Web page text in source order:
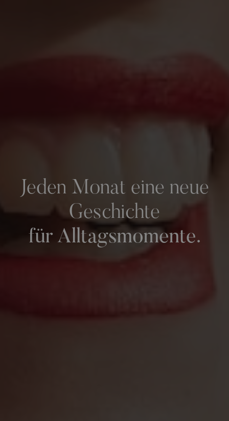
Jeden Monat eine neue
Geschichte
für Alltagsmomente.